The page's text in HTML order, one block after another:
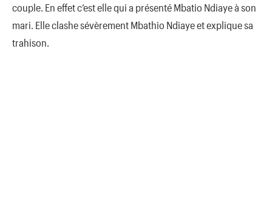
couple. En effet c’est elle qui a présenté Mbatio Ndiaye à son
mari. Elle clashe sévèrement Mbathio Ndiaye et explique sa
trahison.